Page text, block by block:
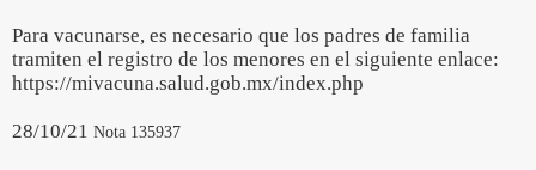
Para vacunarse, es necesario que los padres de familia
tramiten el registro de los menores en el siguiente enlace:
https://mivacuna.salud.gob.mx/index.php
28/10/21 Nota 135937